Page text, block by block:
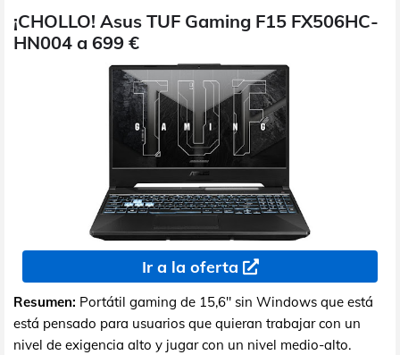
¡CHOLLO! Asus TUF Gaming F15 FX506HC-
HN004 a 699 €
Ir a la oferta
Resumen: Portátil gaming de 15,6" sin Windows que está
está pensado para usuarios que quieran trabajar con un
nivel de exigencia alto y jugar con un nivel medio-alto.